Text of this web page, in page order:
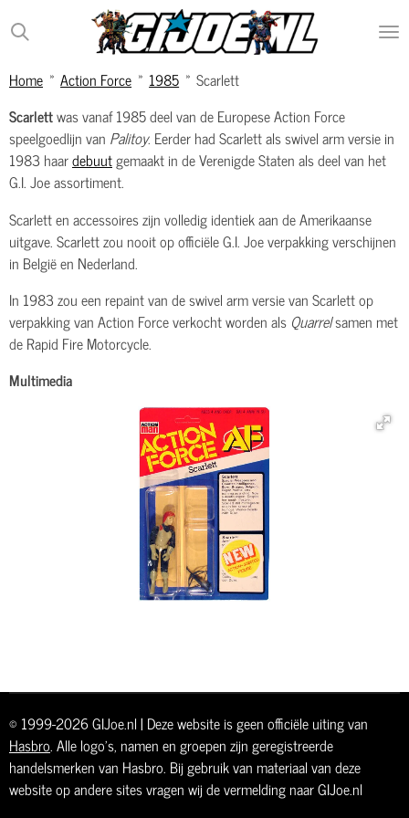
Ga
direct
de
Home » Action Force » 1985 » Scarlett
Scarlettwas vanaf 1985 deel van de Europese Action Force
speelgoedlijn van Palitoy. Eerder had Scarlett als swivel arm versie in
1983 haardebuutgemaakt in de Verenigde Staten als deel van het
G.I. Joe assortiment.
Scarlett en accessoires zijn volledig identiek aan de Amerikaanse
uitgave. Scarlett zou nooit op officiële G.I. Joe verpakking verschijnen
in België en Nederland.
In 1983 zou een repaint van de swivel arm versie van Scarlett op
verpakking van Action Force verkocht worden als Quarrelsamen met
de Rapid Fire Motorcycle.
Multimedia
© 1999-2026 GIJoe.nl | Deze website is geen officiële uiting van
Hasbro. Alle logo's, namen en groepen zijn geregistreerde
handelsmerken van Hasbro. Bij gebruik van materiaal van deze
website op andere sites vragen wij de vermelding naar GIJoe.nl